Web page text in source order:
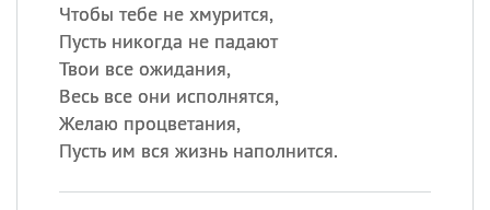
Чтобы тебе не хмурится,
Пусть никогда не падают
Твои все ожидания,
Весь все они исполнятся,
Желаю процветания,
Пусть им вся жизнь наполнится.
Посмотреть значение
происхождение